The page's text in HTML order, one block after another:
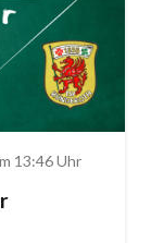
13:46 Uhr